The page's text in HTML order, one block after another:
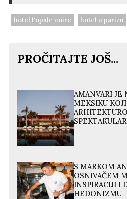
hotel l'opale noire hotel u parizu
PROČITAJTE JOŠ...
AMANVARI JE
MEKSIKU
S MARKOM
OSNIVAČEM
INSPIRACIJI I
HEDONIZMU